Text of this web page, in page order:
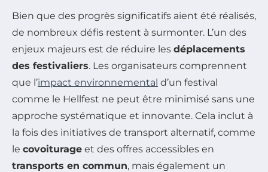
Bien que des progrès significatifs aient été réalisés,
de nombreux défis restent à surmonter. L’un des
enjeux majeurs est de réduire les déplacements
des festivaliers. Les organisateurs comprennent
que l’impact environnemental d’un festival
comme le Hellfest ne peut être minimisé sans une
approche systématique et innovante. Cela inclut à
la fois des initiatives de transport alternatif, comme
le covoiturage et des offres accessibles en
transports en commun, mais également un